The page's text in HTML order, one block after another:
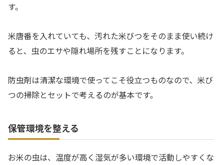
す。
米唐番を入れていても、汚れた米びつをそのまま使い続け
ると、虫のエサや隠れ場所を残すことになります。
防虫剤は清潔な環境で使ってこそ役立つものなので、米び
つの掃除とセットで考えるのが基本です。
保管環境を整える
お米の虫は、温度が高く湿気が多い環境で活動しやすくな